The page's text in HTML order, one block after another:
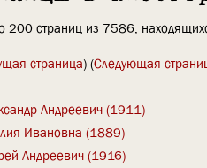
200 страниц из 7586,
страница) (Следующая
Андреевич (1911)
Ивановна (1889)
Андреевич (1916)